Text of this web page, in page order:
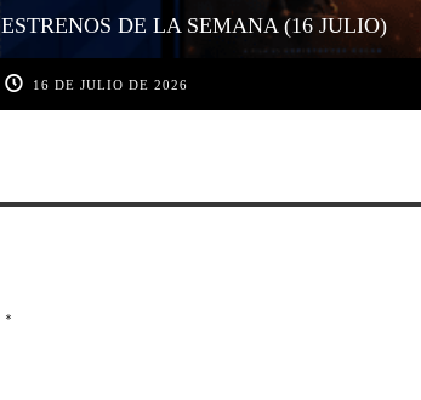
ESTRENOS DE LA SEMANA (16 JULIO)
16 DE JULIO DE 2026
*